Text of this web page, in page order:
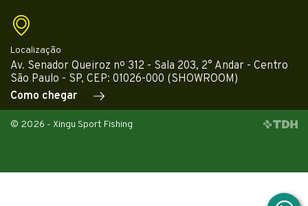
Localização
Av. Senador Queiroz nº 312 - Sala 203, 2° Andar - Centro
São Paulo - SP, CEP: 01026-000 (SHOWROOM)
Como chegar
© 2026 - Xingu Sport Fishing